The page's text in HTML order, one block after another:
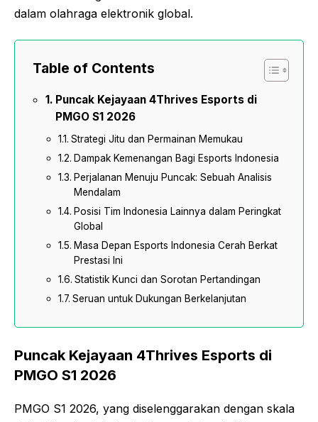
dalam olahraga elektronik global.
Table of Contents
Puncak Kejayaan 4Thrives Esports di
PMGO S1 2026
Strategi Jitu dan Permainan Memukau
Dampak Kemenangan Bagi Esports Indonesia
Perjalanan Menuju Puncak: Sebuah Analisis
Mendalam
Posisi Tim Indonesia Lainnya dalam Peringkat
Global
Masa Depan Esports Indonesia Cerah Berkat
Prestasi Ini
Statistik Kunci dan Sorotan Pertandingan
Seruan untuk Dukungan Berkelanjutan
Puncak Kejayaan 4Thrives Esports di
PMGO S1 2026
PMGO S1 2026, yang diselenggarakan dengan skala